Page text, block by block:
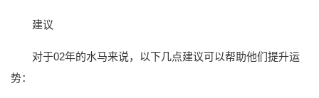
建议
对于02年的水马来说，以下几点建议可以帮助他们提升运
势：